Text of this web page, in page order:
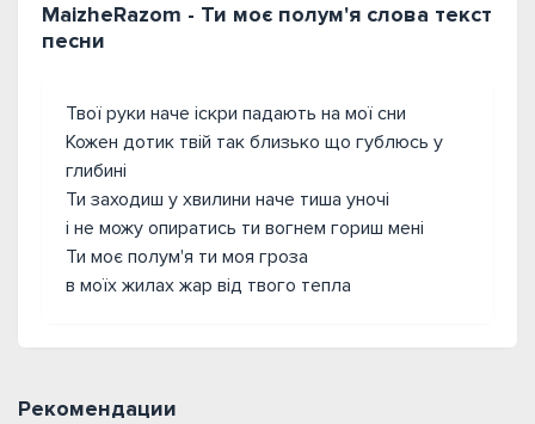
MaizheRazom - Ти моє полум'я слова текст
песни
Твої руки наче іскри падають на мої сни
Кожен дотик твій так близько що гублюсь у
глибині
Ти заходиш у хвилини наче тиша уночі
і не можу опиратись ти вогнем гориш мені
Ти моє полум'я ти моя гроза
в моїх жилах жар від твого тепла
Рекомендации